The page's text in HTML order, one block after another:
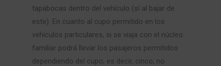
tapabocas dentro del vehículo (sí al bajar de
este). En cuanto al cupo permitido en los
vehículos particulares, si se viaja con el núcleo
familiar podrá llevar los pasajeros permitidos
dependiendo del cupo, es decir, cinco; no